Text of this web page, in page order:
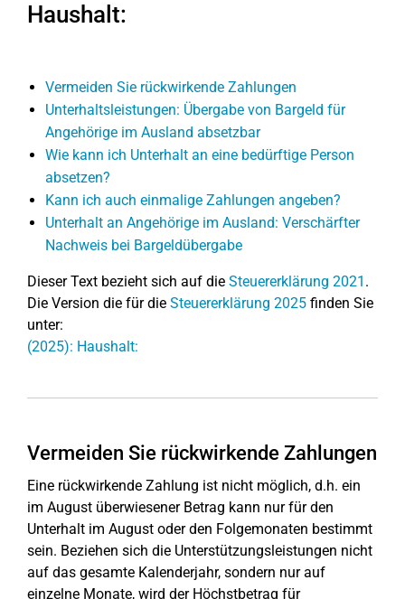
Haushalt:
Vermeiden Sie rückwirkende Zahlungen
Unterhaltsleistungen: Übergabe von Bargeld für
Angehörige im Ausland absetzbar
Wie kann ich Unterhalt an eine bedürftige Person
absetzen?
Kann ich auch einmalige Zahlungen angeben?
Unterhalt an Angehörige im Ausland: Verschärfter
Nachweis bei Bargeldübergabe
Dieser Text bezieht sich auf die Steuererklärung 2021 .
Die Version die für die Steuererklärung 2025 finden Sie
unter:
(2025): Haushalt:
Vermeiden Sie rückwirkende Zahlungen
Eine rückwirkende Zahlung ist nicht möglich, d.h. ein
im August überwiesener Betrag kann nur für den
Unterhalt im August oder den Folgemonaten bestimmt
sein. Beziehen sich die Unterstützungsleistungen nicht
auf das gesamte Kalenderjahr, sondern nur auf
einzelne Monate, wird der Höchstbetrag für